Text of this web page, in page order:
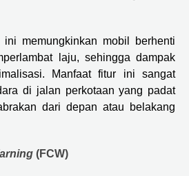
memungkinkan mobil berhenti
laju, sehingga dampak
Manfaat fitur ini sangat
di jalan perkotaan yang padat
dari depan atau belakang
(FCW)